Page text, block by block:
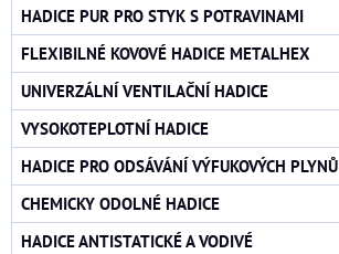
HADICE PUR PRO STYK S POTRAVINAMI
FLEXIBILNÉ KOVOVÉ HADICE METALHEX
UNIVERZÁLNÍ VENTILAČNÍ HADICE
VYSOKOTEPLOTNÍ HADICE
HADICE PRO ODSÁVÁNÍ VÝFUKOVÝCH PLYNŮ
CHEMICKY ODOLNÉ HADICE
HADICE ANTISTATICKÉ A VODIVÉ